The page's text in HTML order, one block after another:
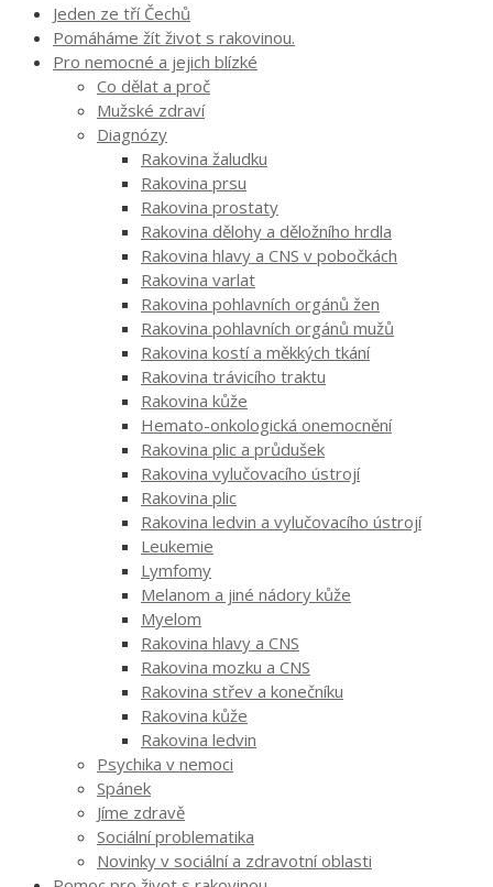
Jeden ze tří Čechů
Pomáháme žít život s rakovinou.
Pro nemocné a jejich blízké
Co dělat a proč
Mužské zdraví
Diagnózy
Rakovina žaludku
Rakovina prsu
Rakovina prostaty
Rakovina dělohy a děložního hrdla
Rakovina hlavy a CNS v pobočkách
Rakovina varlat
Rakovina pohlavních orgánů žen
Rakovina pohlavních orgánů mužů
Rakovina kostí a měkkých tkání
Rakovina trávicího traktu
Rakovina kůže
Hemato-onkologická onemocnění
Rakovina plic a průdušek
Rakovina vylučovacího ústrojí
Rakovina plic
Rakovina ledvin a vylučovacího ústrojí
Leukemie
Lymfomy
Melanom a jiné nádory kůže
Myelom
Rakovina hlavy a CNS
Rakovina mozku a CNS
Rakovina střev a konečníku
Rakovina kůže
Rakovina ledvin
Psychika v nemoci
Spánek
Jíme zdravě
Sociální problematika
Novinky v sociální a zdravotní oblasti